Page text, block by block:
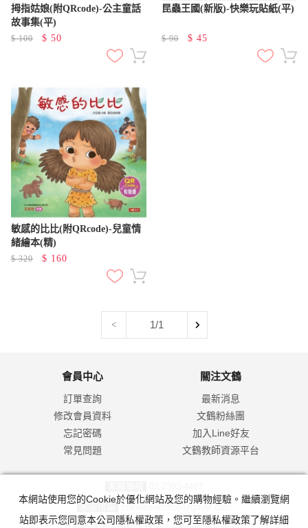
拇指姑娘(附QRcode)-公主童話
故事集(平)
$100 $ 50
昆蟲王國(新版)-快樂玩貼紙(平)
$90 $ 45
敏感的比比(附QRcode)-兒童情
緒繪本(精)
$320 $ 160
< 1/1
會員中心
訂單查詢
修改會員資料
忘記密碼
常見問題
關注文鶴
最新消息
文鶴粉絲團
加入Line好友
文鶴教師資源平台
客服信箱 cranebookshop@gmail.com
本網站使用您的Cookie於優化網站及您的購物經驗。繼續瀏覽網
站即表示您同意本公司隱私權政策，您可至隱私權政策了解詳細